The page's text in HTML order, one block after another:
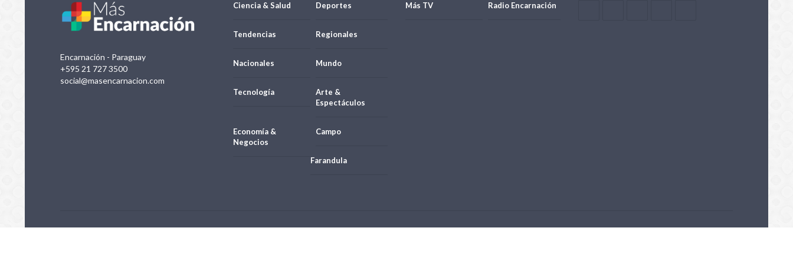
Encarnación - Paraguay
+595 21 727 3500
social@masencarnacion.com
Ciencia & Salud Deportes
Tendencias Regionales
Nacionales Mundo
Tecnología
Arte &
Espectáculos
Economía &
Negocios
Campo
Farandula
Más TV Radio Encarnación